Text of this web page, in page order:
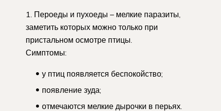
Пероеды и пухоеды – мелкие паразиты,
заметить которых можно только при
пристальном осмотре птицы.
Симптомы:
у птиц появляется беспокойство;
появление зуда;
отмечаются мелкие дырочки в перьях.